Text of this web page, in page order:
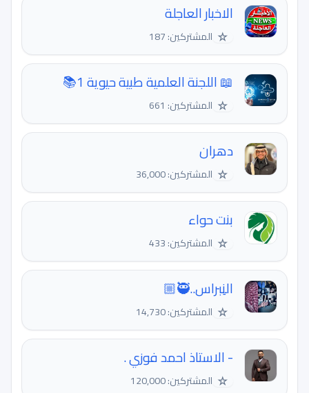
الاخبار العاجلة
☆ المشتركين: 187
📖 اللجنة العلمية طبية حيوية 1📚
☆ المشتركين: 661
دهران
☆ المشتركين: 36,000
بنت حواء
☆ المشتركين: 433
النِبراس..🥷🏼
☆ المشتركين: 14,730
- الاستاذ احمد فوزي .
☆ المشتركين: 120,000